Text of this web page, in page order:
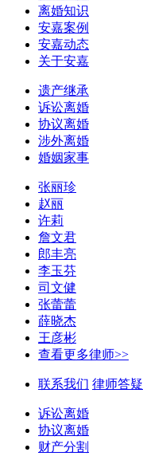
离婚知识
安嘉案例
安嘉动态
关于安嘉
遗产继承
诉讼离婚
协议离婚
涉外离婚
婚姻家事
张丽珍
赵丽
许莉
詹文君
郎丰亮
李玉芬
司文健
张蕾蕾
薛晓杰
王彦彬
查看更多律师>>
联系我们 律师答疑
诉讼离婚
协议离婚
财产分割